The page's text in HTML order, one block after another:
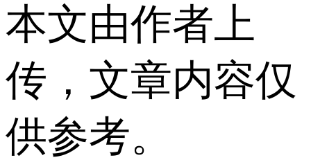
本文由作者上
传，文章内容仅
供参考。